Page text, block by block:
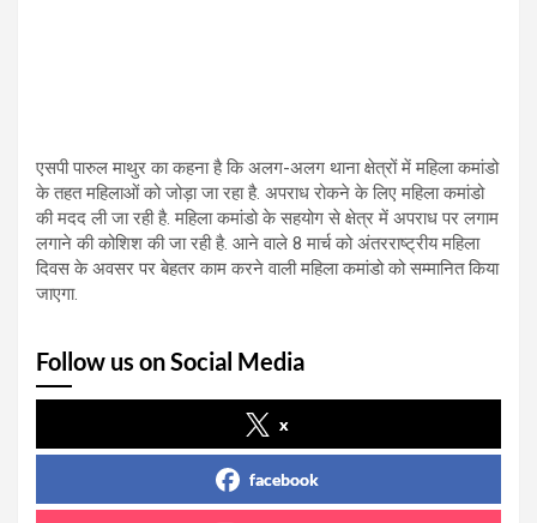
एसपी पारुल माथुर का कहना है कि अलग-अलग थाना क्षेत्रों में महिला कमांडो
के तहत महिलाओं को जोड़ा जा रहा है. अपराध रोकने के लिए महिला कमांडो
की मदद ली जा रही है. महिला कमांडो के सहयोग से क्षेत्र में अपराध पर लगाम
लगाने की कोशिश की जा रही है. आने वाले 8 मार्च को अंतरराष्ट्रीय महिला
दिवस के अवसर पर बेहतर काम करने वाली महिला कमांडो को सम्मानित किया
जाएगा.
Follow us on Social Media
x
facebook